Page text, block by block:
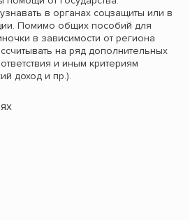
в органах соцзащиты или в
Помимо общих пособий для
в зависимости от региона
на ряд дополнительных
и иным критериям
доход и пр.).